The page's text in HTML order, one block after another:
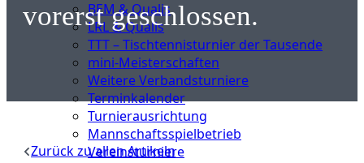
BEM & Qualis
LRL & Qualis
TTT – Tischtennisturnier der Tausende
mini-Meisterschaften
Weitere Verbandsturniere
Terminkalender
Turnierausrichtung
Mannschaftsspielbetrieb
Vereinsturniere
vorerst geschlossen.
Zurück zu allen Artikeln